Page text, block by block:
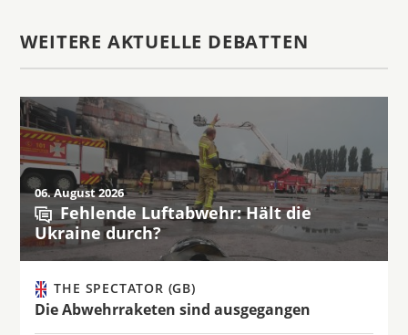
WEITERE AKTUELLE DEBATTEN
06. August 2026
Fehlende Luftabwehr: Hält die
Ukraine durch?
THE SPECTATOR (GB)
Die Abwehrraketen sind ausgegangen